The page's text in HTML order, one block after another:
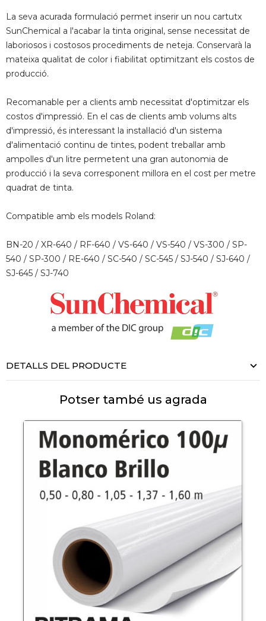
La seva acurada formulació permet inserir un nou cartutx
SunChemical a l'acabar la tinta original, sense necessitat de
laboriosos i costosos procediments de neteja. Conservarà la
mateixa qualitat de color i fiabilitat optimitzant els costos de
producció.
Recomanable per a clients amb necessitat d'optimitzar els
costos d'impressió. En el cas de clients amb volums alts
d'impressió, és interessant la instal·lació d'un sistema
d'alimentació continu de tintes, podent treballar amb
ampolles d'un litre permetent una gran autonomia de
producció i la seva corresponent millora en el cost per metre
quadrat de tinta.
Compatible amb els models Roland:
BN-20 / XR-640 / RF-640 / VS-640 / VS-540 / VS-300 / SP-
540 / SP-300 / RE-640 / SC-540 / SC-545 / SJ-540 / SJ-640 /
SJ-645 / SJ-740
DETALLS DEL PRODUCTE
Potser també us agrada